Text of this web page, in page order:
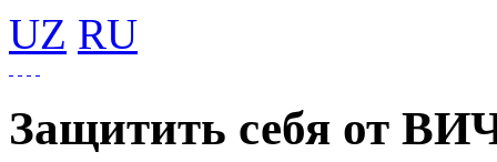
UZ RU
Защитить себя от